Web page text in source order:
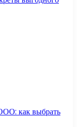
как выбрать